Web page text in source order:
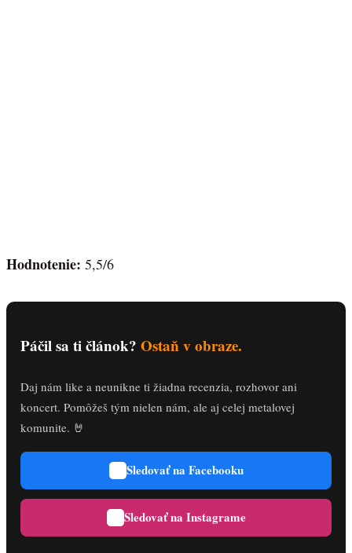
Hodnotenie: 5,5/6
Páčil sa ti článok? Ostaň v obraze.
Daj nám like a neunikne ti žiadna recenzia, rozhovor ani
koncert. Pomôžeš tým nielen nám, ale aj celej metalovej
komunite. 🤘
Sledovať na Facebooku
Sledovať na Instagrame